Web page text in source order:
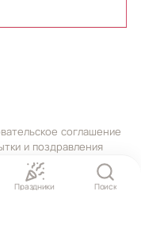
соглашение
и поздравления
Праздники Поиск